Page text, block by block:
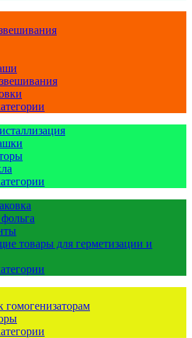
товары для герметизации и
гомогенизаторам